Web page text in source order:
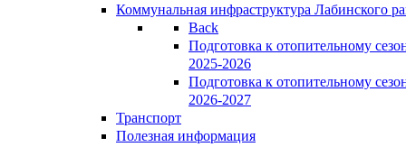
Коммунальная инфраструктура Лабинского
Back
Подготовка к отопительному
2025-2026
Подготовка к отопительному
2026-2027
Транспорт
Полезная информация